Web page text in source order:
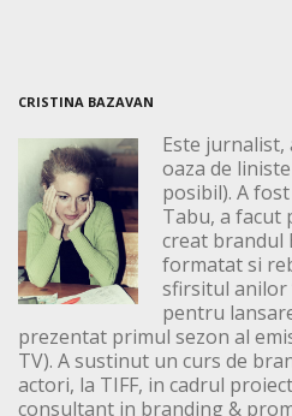
CRISTINA BAZAVAN
Este jurnalist,
oaza de
posibil). A
Tabu, a facut
creat brandul
formatat si
sfirsitul anilor
pentru
prezentat primul sezon al
TV). A sustinut un curs de
actori, la TIFF, in cadrul
consultant in branding &